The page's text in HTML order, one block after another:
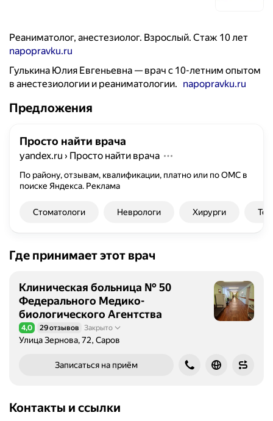
Реаниматолог, анестезиолог. Взрослый. Стаж 10 лет
napopravku.ru
Гулькина Юлия Евгеньевна — врач с 10-летним опытом
в анестезиологии и реаниматологии. napopravku.ru
Предложения
Просто найти врача
yandex.ru › Просто найти врача
По району, отзывам, квалификации, платно или по ОМС в
поиске Яндекса. Реклама
Стоматологи Неврологи Хирурги
Где принимает этот врач
Клиническая больница № 50
Федерального Медико-
биологического Агентства
Рейтинг 4,0 из 5
4,0 29 отзывов Закрыто
Улица Зернова, 72, Саров
Записаться на приём
Контакты и ссылки